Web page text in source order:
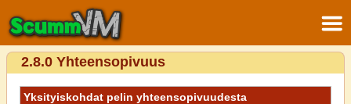
2.8.0 Yhteensopivuus
Yksityiskohdat pelin yhteensopivuudesta